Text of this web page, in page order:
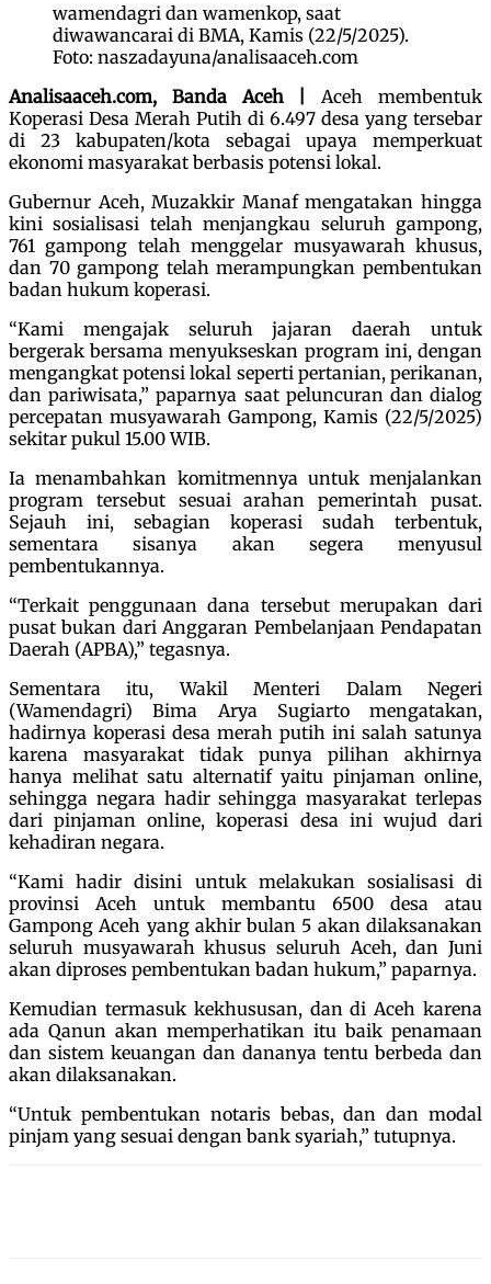
wamendagri dan wamenkop, saat
diwawancarai di BMA, Kamis (22/5/2025).
Foto: naszadayuna/analisaaceh.com
Analisaaceh.com, Banda Aceh |
Aceh membentuk
Koperasi Desa Merah Putih di 6.497 desa yang tersebar
di 23 kabupaten/kota sebagai upaya memperkuat
ekonomi masyarakat berbasis potensi lokal.
Gubernur Aceh, Muzakkir Manaf mengatakan hingga
kini sosialisasi telah menjangkau seluruh gampong,
761 gampong telah menggelar musyawarah khusus,
dan 70 gampong telah merampungkan pembentukan
badan hukum koperasi.
“Kami mengajak seluruh jajaran daerah untuk
bergerak bersama menyukseskan program ini, dengan
mengangkat potensi lokal seperti pertanian, perikanan,
dan pariwisata,” paparnya saat peluncuran dan dialog
percepatan musyawarah Gampong, Kamis (22/5/2025)
sekitar pukul 15.00 WIB.
Ia menambahkan komitmennya untuk menjalankan
program tersebut sesuai arahan pemerintah pusat.
Sejauh ini, sebagian koperasi sudah terbentuk,
sementara sisanya akan segera menyusul
pembentukannya.
“Terkait penggunaan dana tersebut merupakan dari
pusat bukan dari Anggaran Pembelanjaan Pendapatan
Daerah (APBA),” tegasnya.
Sementara itu, Wakil Menteri Dalam Negeri
(Wamendagri) Bima Arya Sugiarto mengatakan,
hadirnya koperasi desa merah putih ini salah satunya
karena masyarakat tidak punya pilihan akhirnya
hanya melihat satu alternatif yaitu pinjaman online,
sehingga negara hadir sehingga masyarakat terlepas
dari pinjaman online, koperasi desa ini wujud dari
kehadiran negara.
“Kami hadir disini untuk melakukan sosialisasi di
provinsi Aceh untuk membantu 6500 desa atau
Gampong Aceh yang akhir bulan 5 akan dilaksanakan
seluruh musyawarah khusus seluruh Aceh, dan Juni
akan diproses pembentukan badan hukum,” paparnya.
Kemudian termasuk kekhususan, dan di Aceh karena
ada Qanun akan memperhatikan itu baik penamaan
dan sistem keuangan dan dananya tentu berbeda dan
akan dilaksanakan.
“Untuk pembentukan notaris bebas, dan dan modal
pinjam yang sesuai dengan bank syariah,” tutupnya.